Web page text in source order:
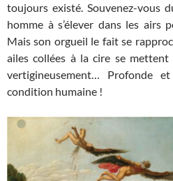
toujours existé. Souvenez-vous
homme à s’élever dans les airs
Mais son orgueil le fait se
ailes collées à la cire se
vertigineusement… Profonde
condition humaine !